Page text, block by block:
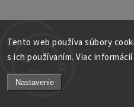
Tento web používa súbory
s ich používaním. Viac informácií
Nastavenie